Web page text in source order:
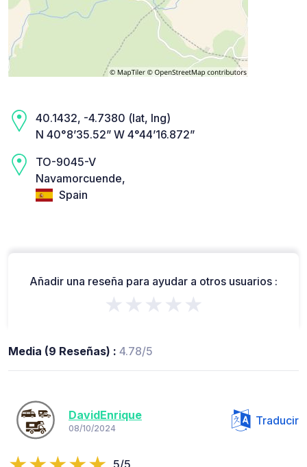
40.1432, -4.7380 (lat, lng)
N 40°8’35.52” W 4°44’16.872”
TO-9045-V
Navamorcuende,
Spain
Añadir una reseña para ayudar a otros usuarios :
★★★★★
Media (9 Reseñas) : 4.78/5
DavidEnrique
08/10/2024
Traducir
5/5